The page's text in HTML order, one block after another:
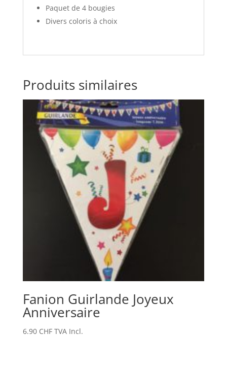
Paquet de 4 bougies
Divers coloris à choix
Produits similaires
Fanion Guirlande Joyeux
Anniversaire
6.90 CHF TVA Incl.